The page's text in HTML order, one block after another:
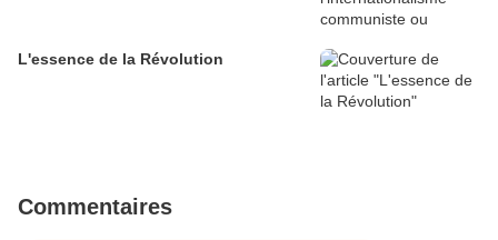
L'essence de la Révolution
Commentaires